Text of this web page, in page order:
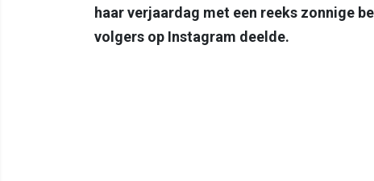
haar verjaardag met een reeks zonnige
volgers op Instagram deelde.